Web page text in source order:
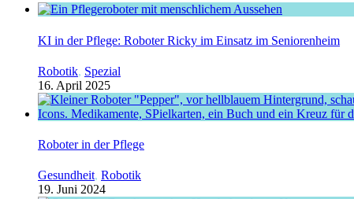
KI in der Pflege: Roboter Ricky im Einsatz im Seniorenheim
Robotik, Spezial
16. April 2025
Roboter in der Pflege
Gesundheit, Robotik
19. Juni 2024